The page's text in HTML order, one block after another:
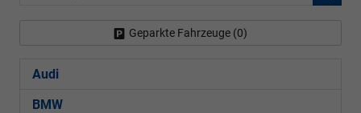
Geparkte Fahrzeuge (0)
Audi
BMW